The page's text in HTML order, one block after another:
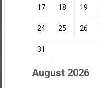
August 2026
17 18 19
24 25 26
31